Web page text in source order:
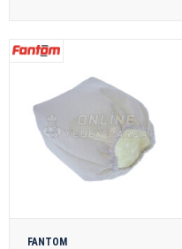
FANTOM